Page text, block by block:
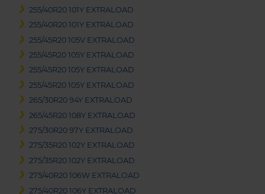
255/40R20 101Y EXTRALOAD
255/40R20 101Y EXTRALOAD
255/45R20 105V EXTRALOAD
255/45R20 105Y EXTRALOAD
255/45R20 105Y EXTRALOAD
255/45R20 105Y EXTRALOAD
265/30R20 94Y EXTRALOAD
265/45R20 108Y EXTRALOAD
275/30R20 97Y EXTRALOAD
275/35R20 102Y EXTRALOAD
275/35R20 102Y EXTRALOAD
275/40R20 106W EXTRALOAD
275/40R20 106Y EXTRALOAD